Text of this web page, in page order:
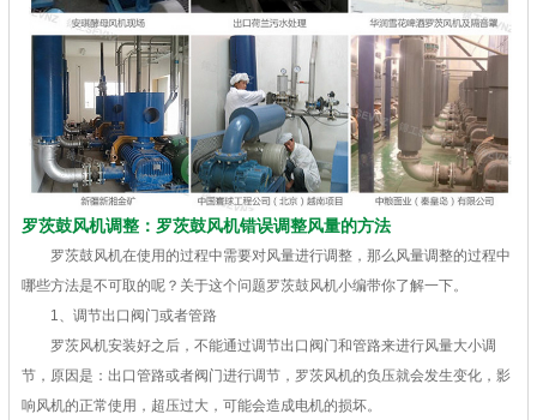
罗茨鼓风机调整：罗茨鼓风机错误调整风量的方法
罗茨鼓风机在使用的过程中需要对风量进行调整，那么风量调整的过程中
哪些方法是不可取的呢？关于这个问题罗茨鼓风机小编带你了解一下。
1、调节出口阀门或者管路
罗茨风机安装好之后，不能通过调节出口阀门和管路来进行风量大小调
节，原因是：出口管路或者阀门进行调节，罗茨风机的负压就会发生变化，影
响风机的正常使用，超压过大，可能会造成电机的损坏。